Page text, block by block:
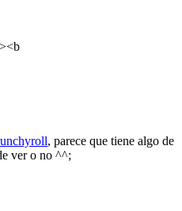
, parece que tiene algo de
ver o no ^^;